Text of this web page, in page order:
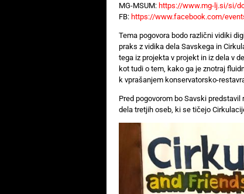
MG-MSUM: https://www.mg-lj.si/si/
FB: https://www.facebook.com/
Tema pogovora bodo različni vidiki
praks z vidika dela Savskega in
tega iz projekta v projekt in iz dela v
kot tudi o tem, kako ga je znotraj
k vprašanjem konservatorsko-
Pred pogovorom bo Savski
dela tretjih oseb, ki se tičejo